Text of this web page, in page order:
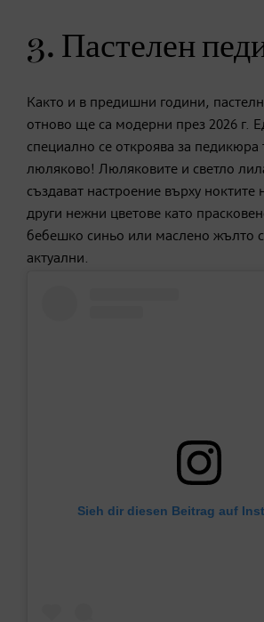
3. Пастелен
Както и в предишни години,
отново ще са модерни през 2026 г.
специално се откроява за педикюра
люляково! Люляковите и светло
създават настроение върху ноктите
други нежни цветове като
бебешко синьо или маслено жълто
актуални.
Sieh dir diesen Beitrag auf